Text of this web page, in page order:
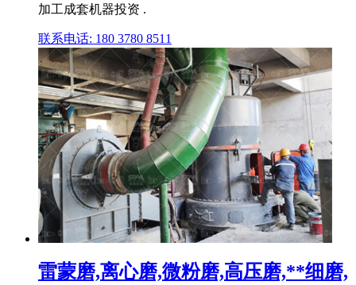
加工成套机器投资 .
联系电话: 180 3780 8511
雷蒙磨,离心磨,微粉磨,高压磨,**细磨,